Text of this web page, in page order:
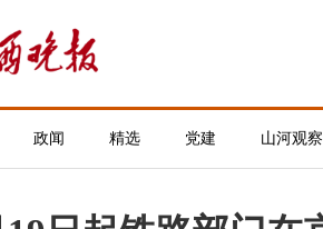
政闻 精选 党建 山河观察